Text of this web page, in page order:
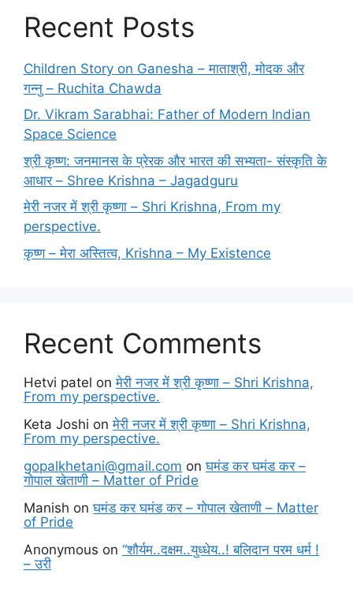
Recent Posts
Children Story on Ganesha – माताश्री, मोदक और
गन्नु – Ruchita Chawda
Dr. Vikram Sarabhai: Father of Modern Indian
Space Science
श्री कृष्ण: जनमानस के प्रेरक और भारत की सभ्यता- संस्कृति के
आधार – Shree Krishna – Jagadguru
मेरी नजर में श्री कृष्णा – Shri Krishna, From my
perspective.
कृष्ण – मेरा अस्तित्व, Krishna – My Existence
Recent Comments
Hetvi patel onमेरी नजर में श्री कृष्णा – Shri Krishna,
From my perspective.
Keta Joshi onमेरी नजर में श्री कृष्णा – Shri Krishna,
From my perspective.
gopalkhetani@gmail.com onघमंड कर घमंड कर –
गोपाल खेताणी – Matter of Pride
Manish onघमंड कर घमंड कर – गोपाल खेताणी – Matter
of Pride
Anonymous on “शौर्यम..दक्षम..युध्धेय..! बलिदान परम धर्म !
– उरी